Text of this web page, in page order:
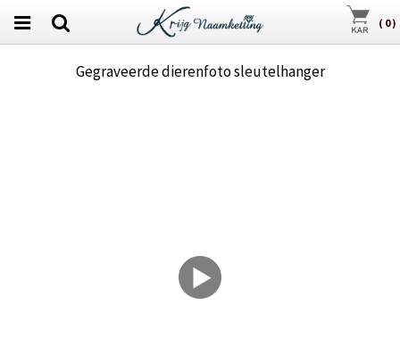
( 0)
Gegraveerde dierenfoto sleutelhanger